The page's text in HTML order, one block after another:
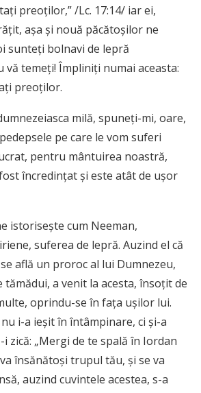
preoților,” /Lc. 17:14/ iar ei,
așa și nouă păcătoșilor ne
sunteţi bolnavi de lepră
vă temeți! Împliniți numai aceasta:
preoților.
milă, spuneți-mi, oare,
pe care le vom suferi
pentru mântuirea noastră,
încredințat și este atât de ușor
istorisește cum Neeman,
suferea de lepră. Auzind el că
află un proroc al lui Dumnezeu,
tămădui, a venit la acesta, însoțit de
oprindu-se în fața ușilor lui.
i-a ieșit în întâmpinare, ci și-a
zică: „Mergi de te spală în Iordan
însănătoși trupul tău, și se va
auzind cuvintele acestea, s-a